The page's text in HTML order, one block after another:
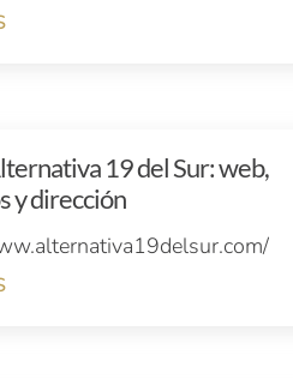
19 del Sur: web,
y dirección